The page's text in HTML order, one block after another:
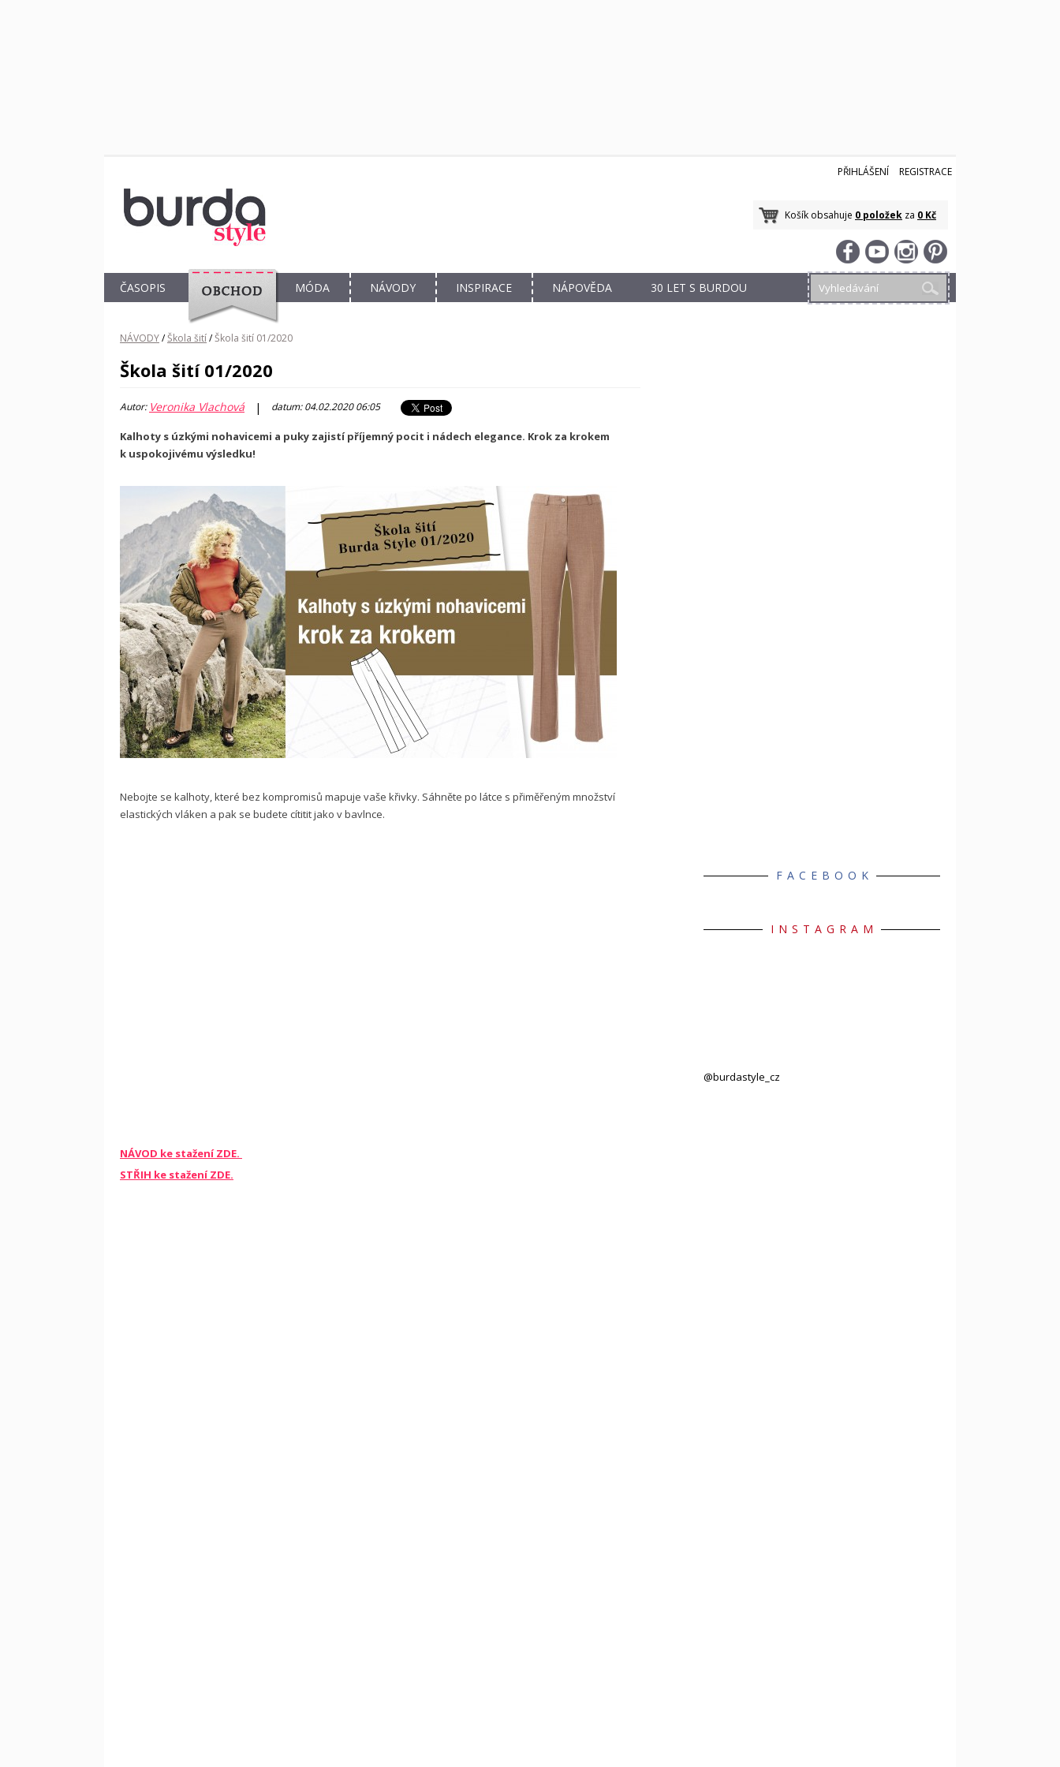
PŘIHLÁŠENÍ REGISTRACE
Košík obsahuje 0 položek za 0 Kč
ČASOPIS
OBCHOD
MÓDA NÁVODY INSPIRACE NÁPOVĚDA 30 LET S BURDOU
NÁVODY/Škola šití/Škola šití 01/2020
Škola šití 01/2020
Autor: Veronika Vlachová | datum: 04.02.2020 06:05
Kalhoty s úzkými nohavicemi a puky zajistí příjemný pocit i nádech elegance. Krok za krokem
k uspokojivému výsledku!
Nebojte se kalhoty, které bez kompromisů mapuje vaše křivky. Sáhněte po látce s přiměřeným množství
elastických vláken a pak se budete cítitit jako v bavlnce.
NÁVOD ke stažení ZDE.
STŘIH ke stažení ZDE.
FACEBOOK
INSTAGRAM
@burdastyle_cz